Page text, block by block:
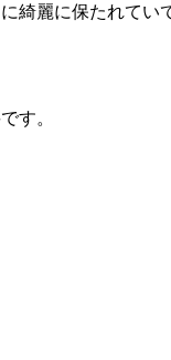
麗に保たれてい
す。